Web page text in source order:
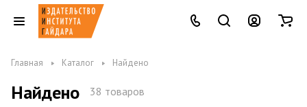
Главная Каталог Найдено
Найдено 38 товаров